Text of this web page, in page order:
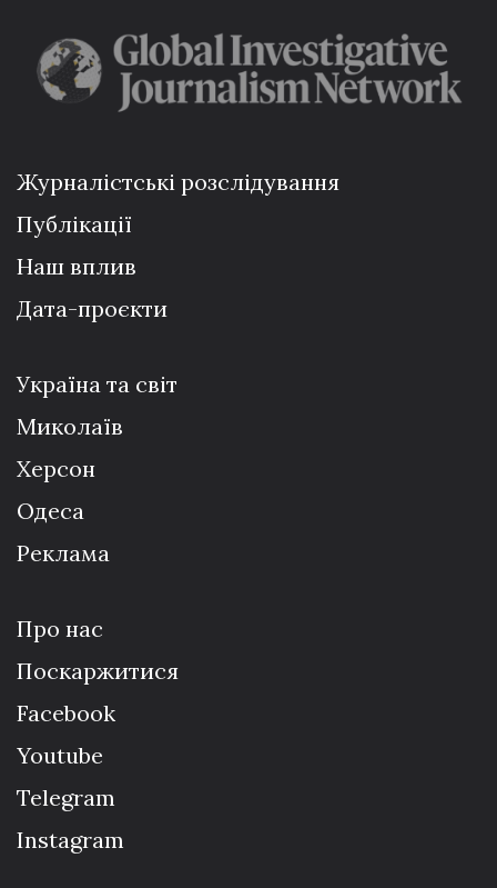
Журналістські розслідування
Публікації
Наш вплив
Дата-проєкти
Україна та світ
Миколаїв
Херсон
Одеса
Реклама
Про нас
Поскаржитися
Facebook
Youtube
Telegram
Instagram